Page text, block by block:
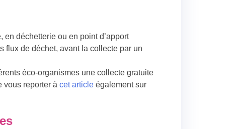
déchetterie ou en point d’apport
flux de déchet, avant la collecte par un
éco-organismes une collecte gratuite
vous reporter à cet article également sur